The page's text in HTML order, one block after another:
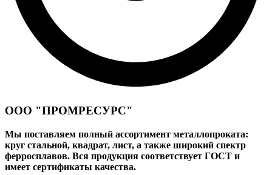
ООО "ПРОМРЕСУРС"
Мы поставляем полный ассортимент металлопроката:
круг стальной, квадрат, лист, а также широкий спектр
ферросплавов. Вся продукция соответствует ГОСТ и
имеет сертификаты качества.